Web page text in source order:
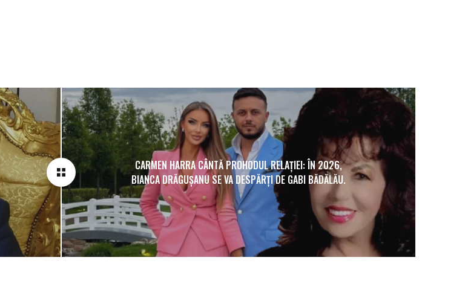
CARMEN HARRA CÂNTĂ PROHODUL RELAȚIEI: ÎN 2026,
BIANCA DRĂGUȘANU SE VA DESPĂRȚI DE GABI BĂDĂLĂU.